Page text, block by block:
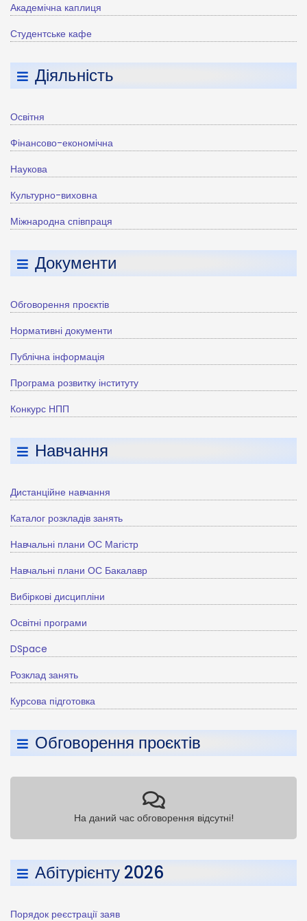
Академічна каплиця
Студентське кафе
Діяльність
Освітня
Фінансово-економічна
Наукова
Культурно-виховна
Міжнародна співпраця
Документи
Обговорення проєктів
Нормативні документи
Публічна інформація
Програма розвитку інституту
Конкурс НПП
Навчання
Дистанційне навчання
Каталог розкладів занять
Навчальні плани ОС Магістр
Навчальні плани ОС Бакалавр
Вибіркові дисципліни
Освітні програми
DSpace
Розклад занять
Курсова підготовка
Обговорення проєктів
На даний час обговорення відсутні!
Абітурієнту 2026
Порядок реєстрації заяв